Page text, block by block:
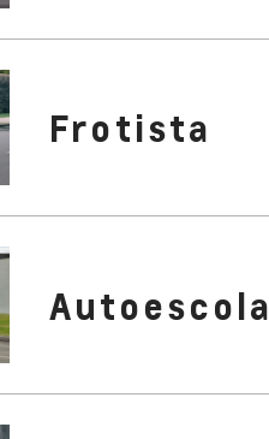
Frotista
Autoescola